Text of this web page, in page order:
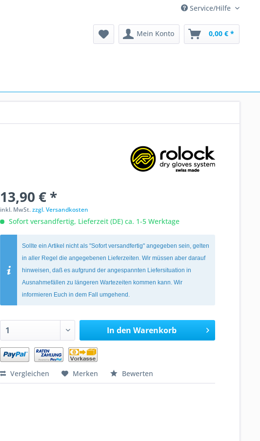
Service/Hilfe
Mein Konto 0,00 € *
13,90 € *
inkl. MwSt.zzgl. Versandkosten
Sofort versandfertig, Lieferzeit (DE) ca. 1-5 Werktage
Sollte ein Artikel nicht als "Sofort versandfertig" angegeben sein, gelten
in aller Regel die angegebenen Lieferzeiten. Wir müssen aber darauf
hinweisen, daß es aufgrund der angespannten Liefersituation in
Ausnahmefällen zu längeren Wartezeiten kommen kann. Wir
informieren Euch in dem Fall umgehend.
In den Warenkorb
Vergleichen Merken Bewerten